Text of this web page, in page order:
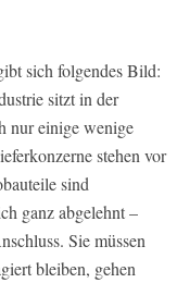
sich folgendes Bild:
sitzt in der
nur einige wenige
stehen vor
sind
ganz abgelehnt –
Sie müssen
bleiben, gehen